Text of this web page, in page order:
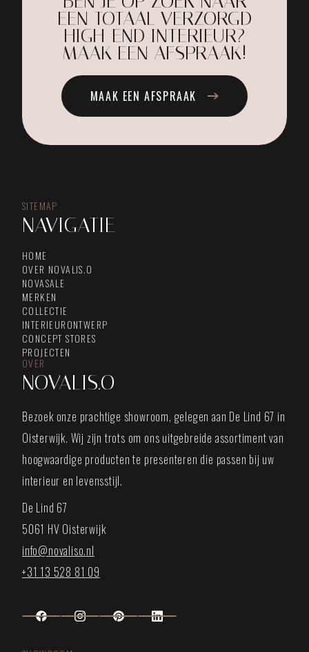
EEN TOTAAL VERZORGD
HIGH-END INTERIEUR?
MAAK EEN AFSPRAAK!
MAAK EEN AFSPRAAK
SITEMAP
NAVIGATIE
HOME
OVER NOVALIS.O
NOVASALE
MERKEN
COLLECTIE
INTERIEURONTWERP
CONCEPT STORES
PROJECTEN
OVER
NOVALIS.O
Bezoek onze prachtige showroom, gelegen aan De Lind 67 in
Oisterwijk. Wij zijn trots om ons uitgebreide assortiment van
hoogwaardige producten te presenteren die passen bij uw
interieur en levensstijl.
De Lind 67
5061 HV Oisterwijk
info@novaliso.nl
+31 13 528 81 09